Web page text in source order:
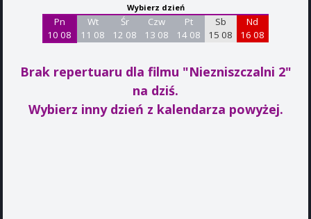
Wybierz dzień
Pn
10 08
Wt
11 08
Śr
12 08
Czw
13 08
Pt
14 08
Sb
15 08
Nd
16 08
Brak repertuaru dla filmu "Niezniszczalni 2"
na dziś.
Wybierz inny dzień z kalendarza powyżej.